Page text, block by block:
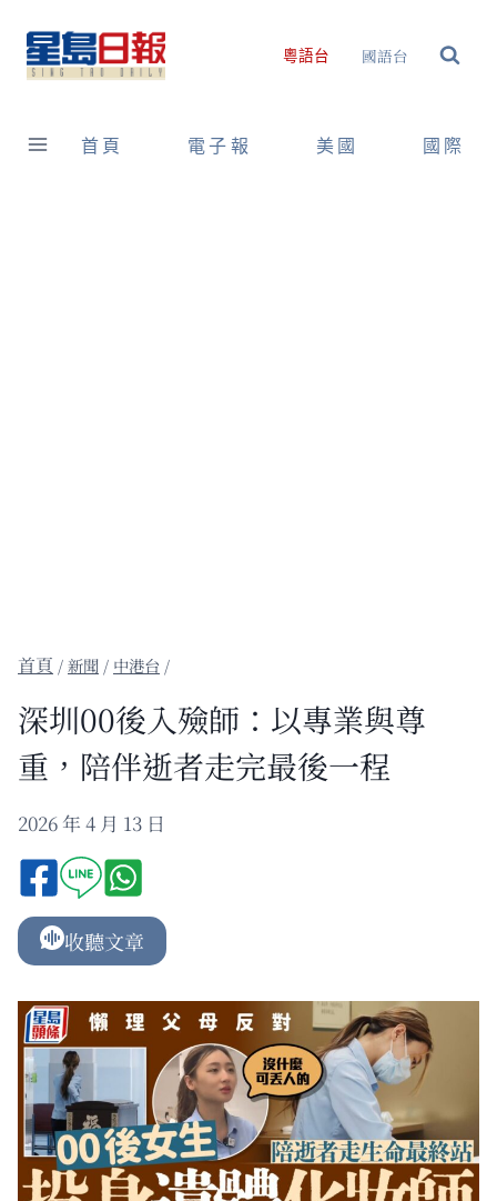
content
粵語台 國語台
首頁 電子報 美國 國際
/新聞 / 中港台 /
深圳00後入殮師：以專業與尊
重，陪伴逝者走完最後一程
2026 年 4 月 13 日
收聽文章